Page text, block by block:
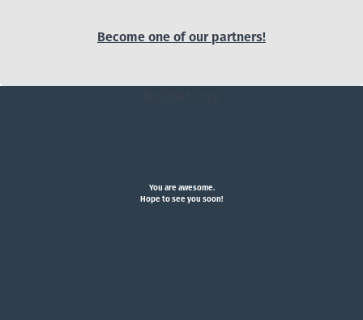
Become one of our partners!
You are awesome.
Hope to see you soon!